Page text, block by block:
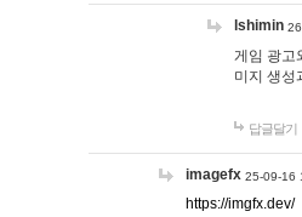
lshimin
게임 광고
미지 생성
답글달기
imagefx 25-09-16
https://imgfx.dev/